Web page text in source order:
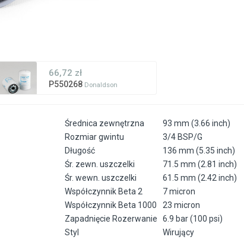
66,72 zł
P550268 Donaldson
Średnica zewnętrzna
93 mm (3.66 inch)
Rozmiar gwintu
3/4 BSP/G
Długość
136 mm (5.35 inch)
Śr. zewn. uszczelki
71.5 mm (2.81 inch)
Śr. wewn. uszczelki
61.5 mm (2.42 inch)
Współczynnik Beta 2
7 micron
Współczynnik Beta 1000
23 micron
Zapadnięcie Rozerwanie
6.9 bar (100 psi)
Styl
Wirujący